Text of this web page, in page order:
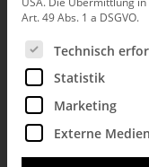
06.08.2026
Datum
wählen.
Vorherige
+
Art. 49 Abs. 1 a DSGVO.
Es folgt eine
Technisch
Statistik
Marketing
Externe Medien